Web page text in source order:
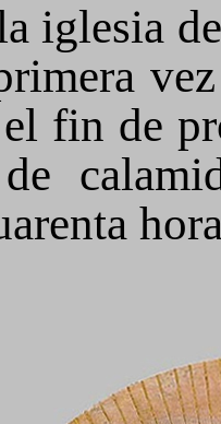
iglesia
fin de